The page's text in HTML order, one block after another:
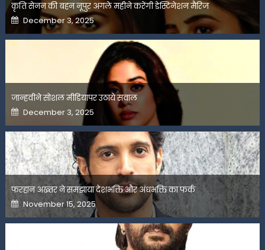
कृति सेनन की बहन नूपुर अगले महीने करेंगी डेस्टिनेशन मैरिज
Posted
on
December 3, 2025
जान्हवीने सोशल मीडियापर उठाये सवाल
Posted
on
December 3, 2025
फरहान अख्तर ने समझाया देशभक्ति और अंधभक्ति का फर्क
Posted
on
November 15, 2025